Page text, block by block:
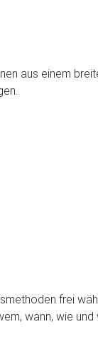
aus einem
frei
wann, wie und